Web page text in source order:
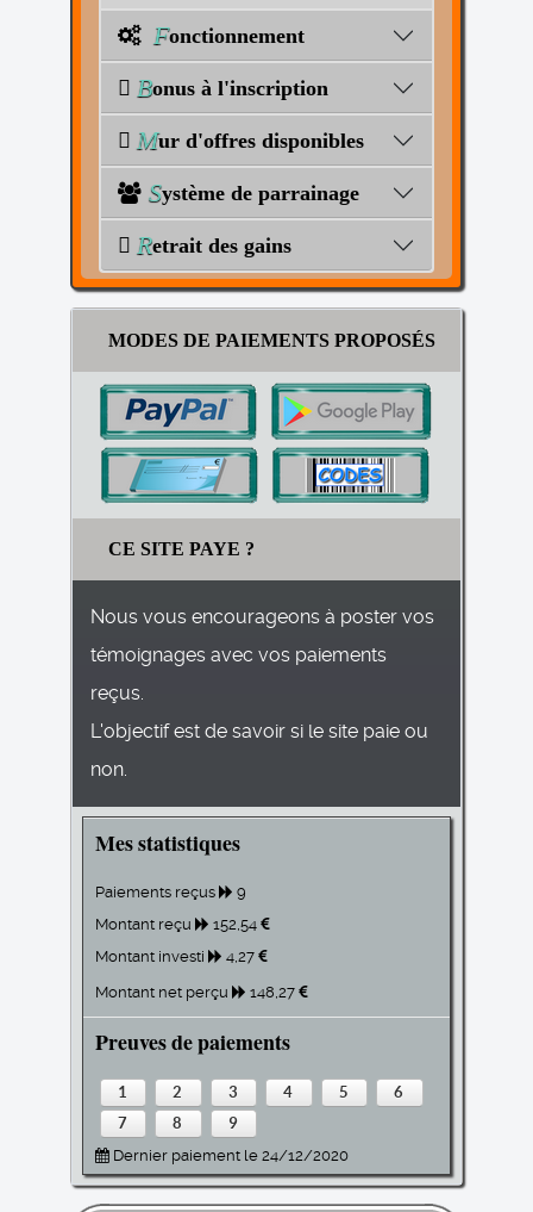
Fonctionnement
Bonus à l'inscription
Mur d'offres disponibles
Système de parrainage
Retrait des gains
MODES DE PAIEMENTS PROPOSÉS
CE SITE PAYE ?
Nous vous encourageons à poster vos
témoignages avec vos paiements
reçus.
L'objectif est de savoir si le site paie ou
non.
Mes statistiques
Paiements reçus
9
Montant reçu
152,54
Montant investi
4,27
Montant net perçu
148,27
Preuves de paiements
1 2 3 4 5
6
7
8
9
Dernier paiement le 24/12/2020